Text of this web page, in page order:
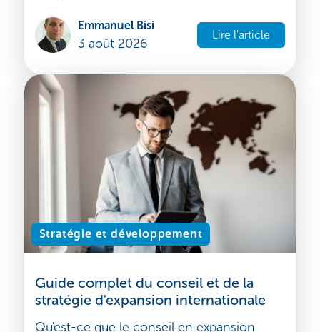
En bref Malgré les bouleversements
mondiaux, la plupart des dirigeants de PME
s'attendent à ce que les conditions
Emmanuel Bisi
3 août 2026
Lire l'article
Stratégie et développement